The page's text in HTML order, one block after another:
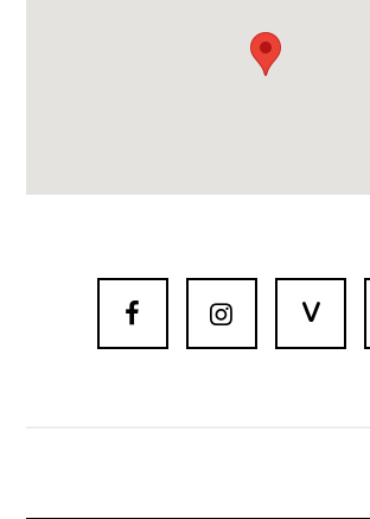
  V